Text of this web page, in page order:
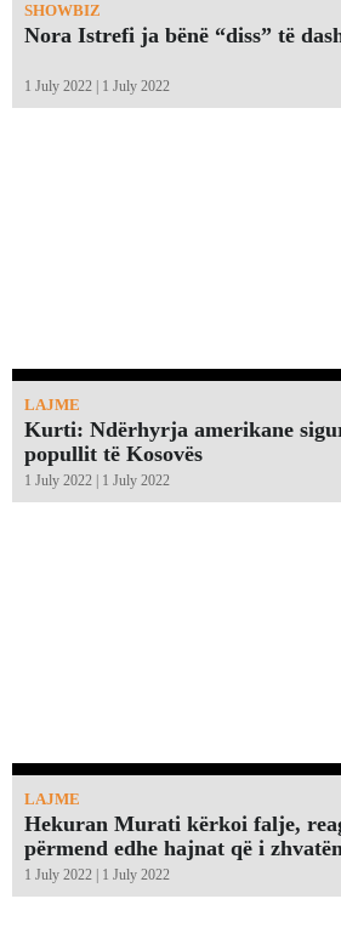
SHOWBIZ
Nora Istrefi ja bënë “diss” të
1 July 2022 | 1 July 2022
LAJME
Kurti: Ndërhyrja amerikane
popullit të Kosovës
1 July 2022 | 1 July 2022
LAJME
Hekuran Murati kërkoi falje,
përmend edhe hajnat që i
1 July 2022 | 1 July 2022